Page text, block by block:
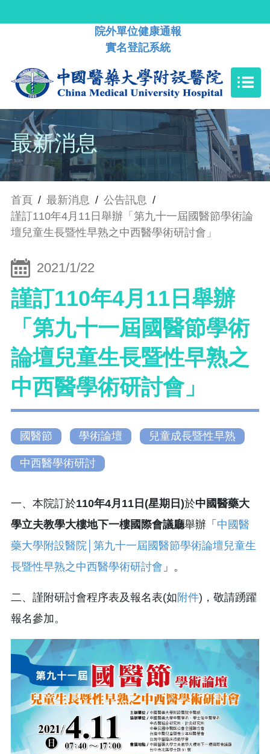
院外單位健康通報
實名登記系統
最新消息
首頁 / 最新消息 / 公告訊息 /
謹訂110年4月11日舉辦「第九十一屆國醫節學術論
壇兒童生長暨性早熟之中西醫學術研討會」
2021/1/22
謹訂110年4月11日舉辦
「第九十一屆國醫節學術
論壇兒童生長暨性早熟之
中西醫學術研討會」
國醫節 學術論壇 兒童成長暨性早熟
中西醫學術研討
一、本院訂於110年4月11日(星期日)於中國醫藥大
學立夫教學大樓地下一樓國際會議廳舉辦「 中國醫
藥大學附設醫院│第九十一屆國醫節學術論壇兒童生
長暨性早熟之中西醫學術研討會 」。
二、謹附研討會程序表及報名表(如附件)，敬請踴躍
報名參加。